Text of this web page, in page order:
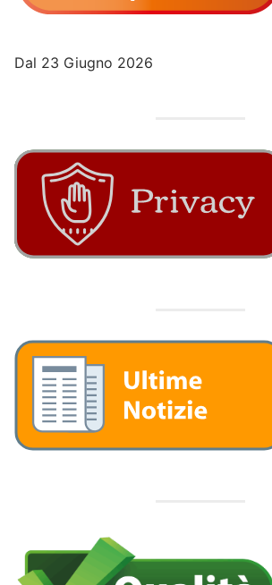
Dal 23 Giugno 2026